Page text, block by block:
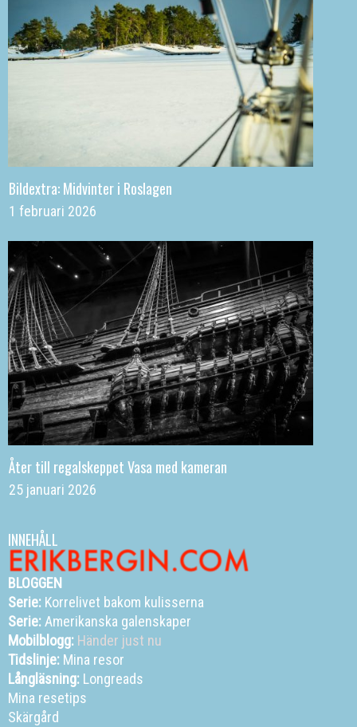
Bildextra: Midvinter i Roslagen
1 februari 2026
Åter till regalskeppet Vasa med kameran
25 januari 2026
INNEHÅLL
BLOGGEN
Serie: Korrelivet bakom kulisserna
Serie:Amerikanska galenskaper
Mobilblogg: Händer just nu
Tidslinje: Mina resor
Långläsning: Longreads
Mina resetips
Skärgård